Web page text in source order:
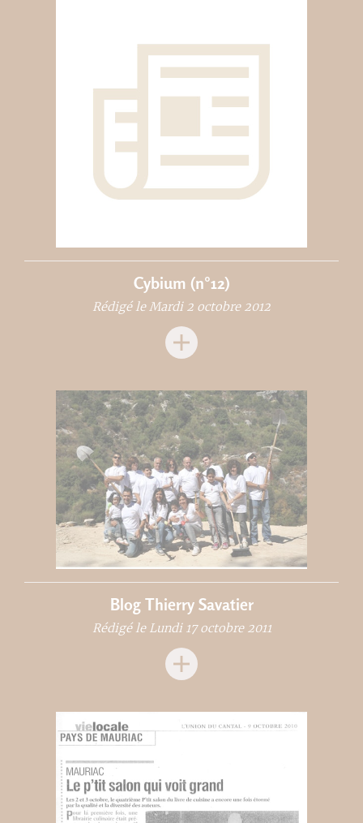
Cybium (n°12)
Rédigé le Mardi 2 octobre 2012
Blog Thierry Savatier
Rédigé le Lundi 17 octobre 2011